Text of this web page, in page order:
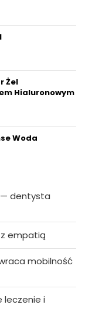
Żel
Hialuronowym
Woda
— dentysta
empatią
mobilność
leczenie i